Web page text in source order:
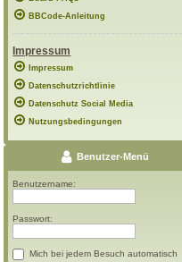
BBCode-Anleitung
Impressum
Impressum
Datenschutzrichtlinie
Datenschutz Social Media
Nutzungsbedingungen
Benutzer-Menü
Benutzername:
Passwort:
Mich bei jedem Besuch automatisch